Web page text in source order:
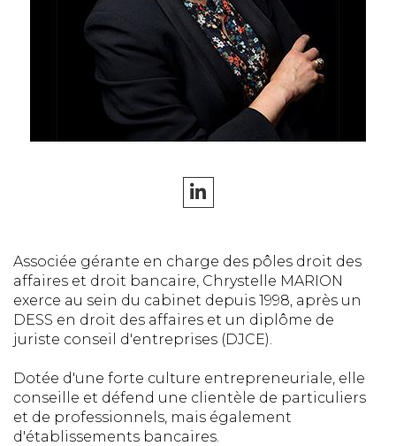
Associée gérante en charge des pôles droit des
affaires et droit bancaire, Chrystelle MARION
exerce au sein du cabinet depuis 1998, après un
DESS en droit des affaires et un diplôme de
juriste conseil d'entreprises (DJCE).
Dotée d'une forte culture entrepreneuriale, elle
conseille et défend une clientèle de particuliers
et de professionnels, mais également
d'établissements bancaires.